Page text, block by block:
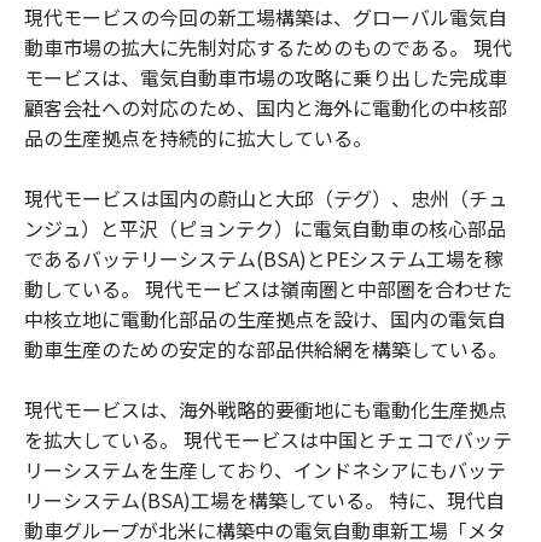
現代モービスの今回の新工場構築は、グローバル電気自
動車市場の拡大に先制対応するためのものである。 現代
モービスは、電気自動車市場の攻略に乗り出した完成車
顧客会社への対応のため、国内と海外に電動化の中核部
品の生産拠点を持続的に拡大している。
現代モービスは国内の蔚山と大邱（テグ）、忠州（チュ
ンジュ）と平沢（ピョンテク）に電気自動車の核心部品
であるバッテリーシステム(BSA)とPEシステム工場を稼
動している。 現代モービスは嶺南圏と中部圏を合わせた
中核立地に電動化部品の生産拠点を設け、国内の電気自
動車生産のための安定的な部品供給網を構築している。
現代モービスは、海外戦略的要衝地にも電動化生産拠点
を拡大している。 現代モービスは中国とチェコでバッテ
リーシステムを生産しており、インドネシアにもバッテ
リーシステム(BSA)工場を構築している。 特に、現代自
動車グループが北米に構築中の電気自動車新工場「メタ